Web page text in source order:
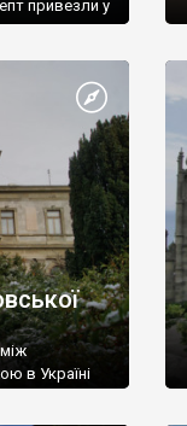
привезли у
в Україні